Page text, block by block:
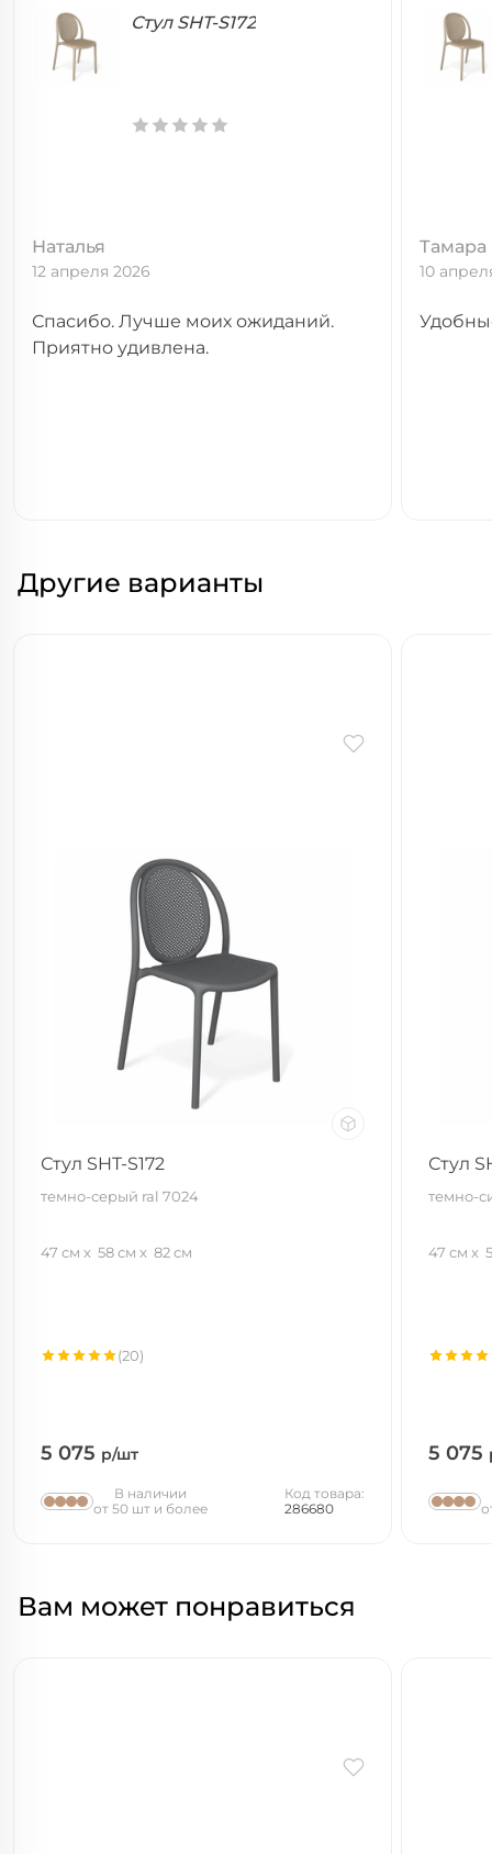
Стул SHT-S172
Наталья
12 апреля 2026
Спасибо. Лучше моих ожиданий.
Приятно удивлена.
Тамара
10
Другие варианты
Стул SHT-S172
темно-серый ral 7024
47 см 58 см 82 см
5 075 р/шт
(20)
В наличии
от 50 шт и более
Код товара:
286680
Стул
темно-
47 см
5 075
Вам может понравиться